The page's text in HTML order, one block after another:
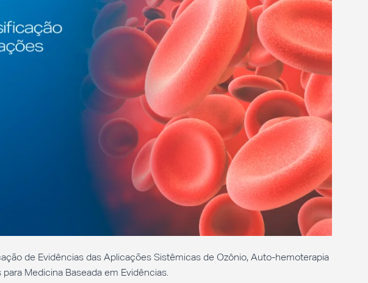
de Evidências das Aplicações Sistêmicas de Ozônio, Auto-hemoterapia
Medicina Baseada em Evidências.